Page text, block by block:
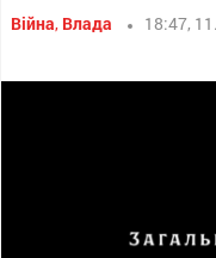
Війна, Влада 18:47,